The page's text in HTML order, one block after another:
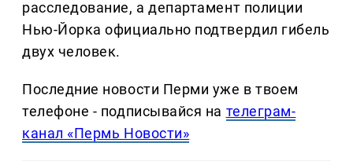
расследование, а департамент полиции
Нью-Йорка официально подтвердил гибель
двух человек.
Последние новости Перми уже в твоем
телефоне - подписывайся на телеграм-
канал «Пермь Новости»